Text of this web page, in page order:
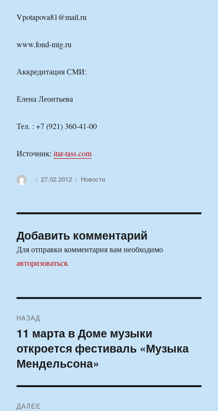
Vpotapova81@mail.ru
www.fond-mig.ru
Аккредитация СМИ:
Елена Леонтьева
Тел. : +7 (921) 360-41-00
Источник:itar-tass.com
АвторОпубликовано
27.02.2012 Рубрики
Новости
Добавить комментарий
Для отправки комментария вам необходимо
авторизоваться.
по
записям
НАЗАД
Предыдущая
запись:
11 марта в Доме музыки
откроется фестиваль «Музыка
Мендельсона»
ДАЛЕЕ